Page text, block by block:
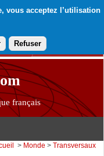
vous acceptez l’utilisation
Refuser
français
> Monde > Transversaux